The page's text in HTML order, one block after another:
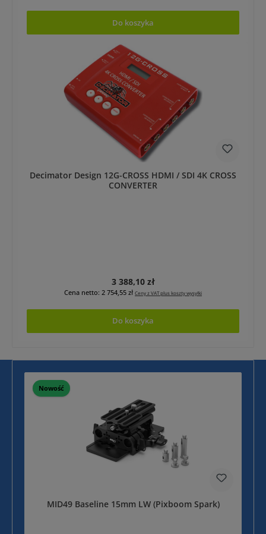
Do koszyka
Decimator Design 12G-CROSS HDMI / SDI 4K CROSS
CONVERTER
Cena regularna:
3 388,10 zł
Cena netto: 2 754,55 zł Ceny z VAT plus koszty wysyłki
Do koszyka
Nowość
MID49 Baseline 15mm LW (Pixboom Spark)